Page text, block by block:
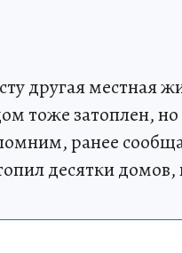
другая местная
тоже затоплен,
ранее
десятки